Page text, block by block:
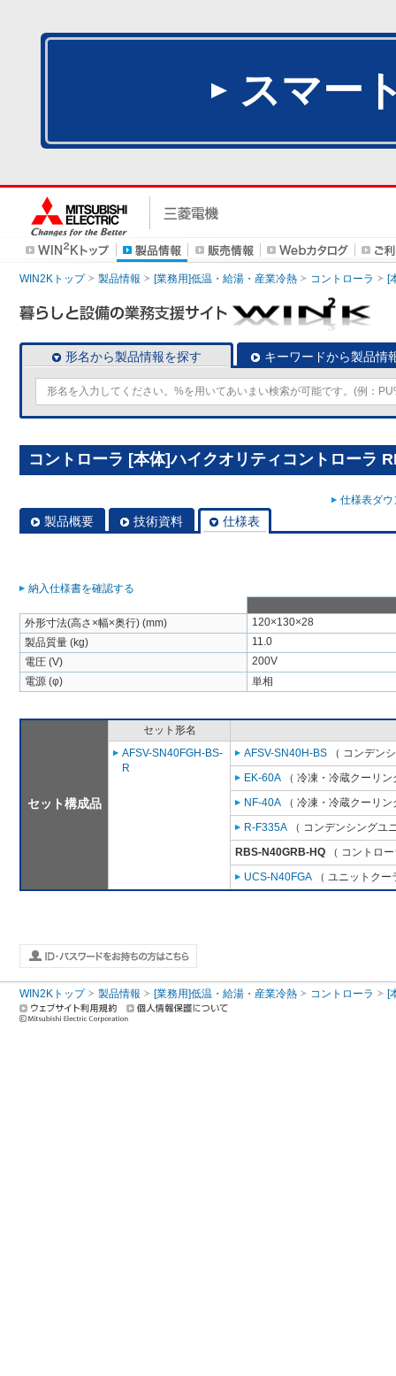
スマー
WIN2Kトップ 製品情報 [業務用]低温・給湯・産業冷熱 コントローラ [
形名から製品情報を探す キーワードから製品情
コントローラ [本体]ハイクオリティコントローラ
仕様表ダ
製品概要 技術資料 仕様表
納入仕様書を確認する
外形寸法(高さ×幅×奥行) (mm)
120×130×28
製品質量 (kg)
11.0
電圧 (V)
200V
電源 (φ)
単相
セット構成品
セット形名
AFSV-SN40FGH-BS-
R
AFSV-SN40H-BS （ コンデン
EK-60A （ 冷凍・冷蔵クーリ
NF-40A （ 冷凍・冷蔵クーリ
R-F335A （ コンデンシングユ
RBS-N40GRB-HQ （ コントロ
UCS-N40FGA （ ユニットク
WIN2Kトップ 製品情報 [業務用]低温・給湯・産業冷熱 コントローラ [